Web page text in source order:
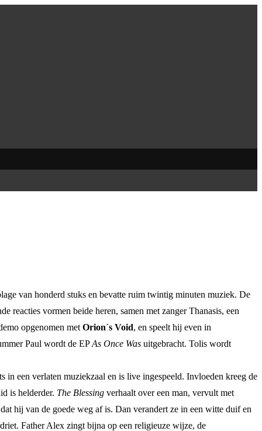
van honderd stuks en bevatte ruim twintig minuten muziek. De
reacties vormen beide heren, samen met zanger Thanasis, een
opgenomen met Orion´s Void, en speelt hij even in
Paul wordt de EPAs Once Was uitgebracht. Tolis wordt
in een verlaten muziekzaal en is live ingespeeld. Invloeden kreeg de
is helderder. The Blessing verhaalt over een man, vervult met
hij van de goede weg af is. Dan verandert ze in een witte duif en
Father Alex zingt bijna op een religieuze wijze, de